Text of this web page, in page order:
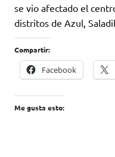
se vio afectado el
distritos de Azul,
Compartir:
Facebook
Me gusta esto: